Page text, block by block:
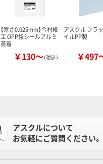
【厚さ0.025mm】今村紙
工 OPP袋シールアルミ
蒸着
￥130～（税込）
アスクル フラ
イルPP製
￥497
アスクルについて
お気軽にご質問ください。